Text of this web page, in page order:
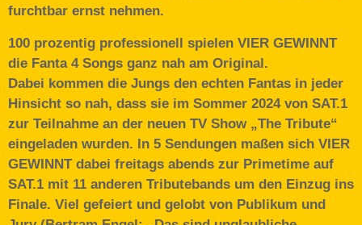
furchtbar ernst nehmen.
100 prozentig professionell spielen VIER GEWINNT
die Fanta 4 Songs ganz nah am Original.
Dabei kommen die Jungs den echten Fantas in jeder
Hinsicht so nah, dass sie im Sommer 2024 von SAT.1
zur Teilnahme an der neuen TV Show „The Tribute“
eingeladen wurden. In 5 Sendungen maßen sich VIER
GEWINNT dabei freitags abends zur Primetime auf
SAT.1 mit 11 anderen Tributebands um den Einzug ins
Finale. Viel gefeiert und gelobt von Publikum und